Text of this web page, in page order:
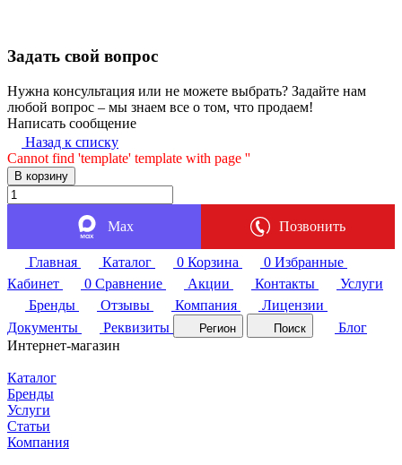
Задать свой вопрос
Нужна консультация или не можете выбрать? Задайте нам
любой вопрос – мы знаем все о том, что продаем!
Написать сообщение
Назад к списку
Cannot find 'template' template with page ''
В корзину
Max Позвонить
Главная Каталог 0 Корзина 0 Избранные
Кабинет
0 Сравнение Акции Контакты
Услуги
Бренды
Отзывы Компания
Лицензии
Документы
Реквизиты Регион Поиск
Блог
Интернет-магазин
Каталог
Бренды
Услуги
Статьи
Компания